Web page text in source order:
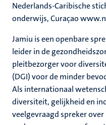
Nederlands-Caribische
onderwijs, Curaçao
Jamiu is een openbare
leider in de
pleitbezorger voor
(DGI) voor de minder
Als internationaal
diversiteit, gelijkheid en
veelgevraagd spreker